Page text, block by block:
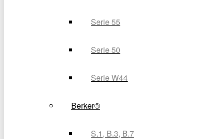
Serie 55
Serie 50
Serie W44
Berker®
S.1, B.3, B.7